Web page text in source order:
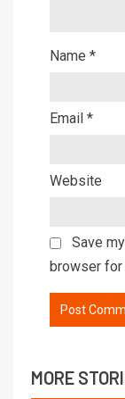
Name *
Email *
Website
Save
browser for
MORE